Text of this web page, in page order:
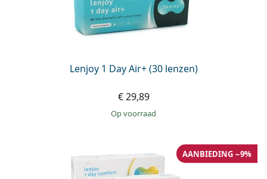
Lenjoy 1 Day Air+ (30 lenzen)
€ 29,89
op voorraad
AANBIEDING −9%